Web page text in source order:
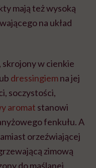
mają też wysoką
na układ
skrojony w cienkie
dressingiem na jej
soczystości,
aromat stanowi
fenkułu. A
orzeźwiającej
zimową
do maślanej